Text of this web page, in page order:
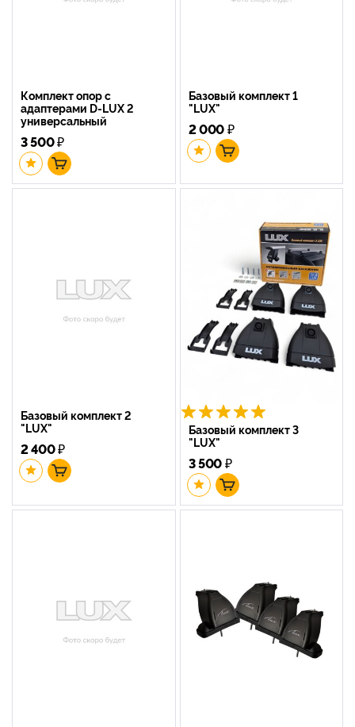
Комплект опор с
адаптерами D-LUX 2
универсальный
3 500₽
Базовый комплект 1
"LUX"
2 000₽
Базовый комплект 2
"LUX"
2 400₽
Базовый комплект 3
"LUX"
3 500₽